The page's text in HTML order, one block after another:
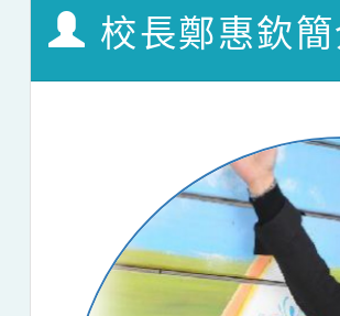
校長鄭惠欽